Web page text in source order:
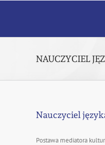
NAUCZYCIEL
Nauczyciel
Postawa mediatora